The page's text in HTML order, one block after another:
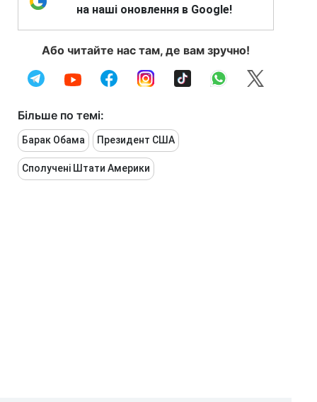
на наші оновлення в Google!
Або читайте нас там, де вам зручно!
Більше по темі:
Барак Обама Президент США
Сполучені Штати Америки